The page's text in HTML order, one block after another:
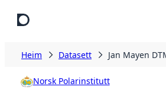
Heim Datasett Jan Mayen
Norsk Polarinstitutt